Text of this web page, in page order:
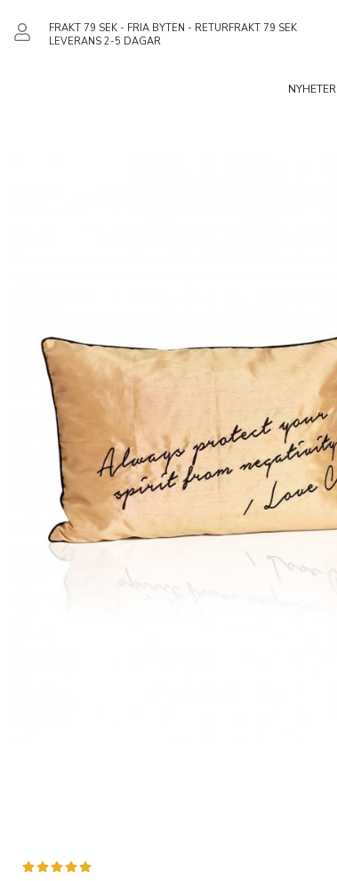
FRAKT 79 SEK - FRIA BYTEN - RETURFRAKT 79 SEK
LEVERANS 2-5 DAGAR
NYHETER